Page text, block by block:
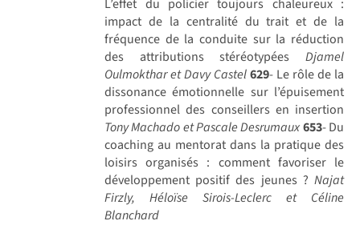
L’effet du policier toujours chaleureux :
impact de la centralité du trait et de la
fréquence de la conduite sur la réduction
des attributions stéréotypées Djamel
Oulmokthar et Davy Castel629- Le rôle de la
dissonance émotionnelle sur l’épuisement
professionnel des conseillers en insertion
Tony Machado et Pascale Desrumaux653- Du
coaching au mentorat dans la pratique des
loisirs organisés : comment favoriser le
développement positif des jeunes ? Najat
Firzly, Héloïse Sirois-Leclerc et Céline
Blanchard